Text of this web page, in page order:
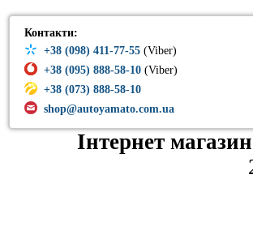
Контакти:
+38 (098) 411-77-55 (Viber)
+38 (095) 888-58-10 (Viber)
+38 (073) 888-58-10
shop@autoyamato.com.ua
Інтернет